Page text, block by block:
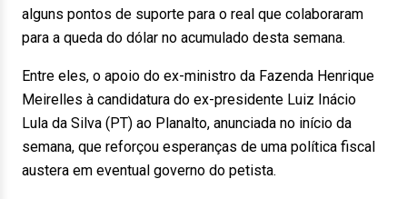
alguns pontos de suporte para o real que colaboraram
para a queda do dólar no acumulado desta semana.
Entre eles, o apoio do ex-ministro da Fazenda Henrique
Meirelles à candidatura do ex-presidente Luiz Inácio
Lula da Silva (PT) ao Planalto, anunciada no início da
semana, que reforçou esperanças de uma política fiscal
austera em eventual governo do petista.